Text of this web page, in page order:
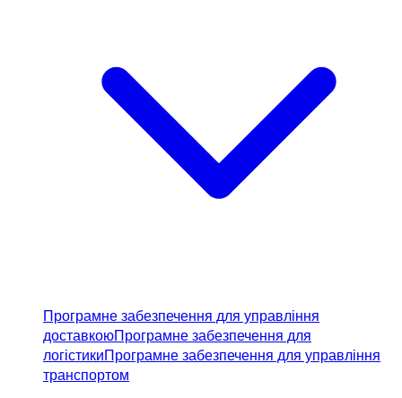
Програмне забезпечення для управління
доставкоюПрограмне забезпечення для
логістикиПрограмне забезпечення для управління
транспортом